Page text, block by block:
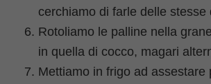
cerchiamo di farle delle stesse
Rotoliamo le palline nella
in quella di cocco, magari
Mettiamo in frigo ad assestare